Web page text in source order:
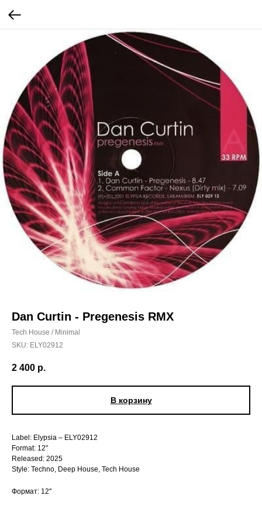
Dan Curtin - Pregenesis RMX
Tech House / Minimal
SKU: ELY02912
2 400 р.
В корзину
Label: Elypsia – ELY02912
Format: 12"
Released: 2025
Style: Techno, Deep House, Tech House
Формат: 12''